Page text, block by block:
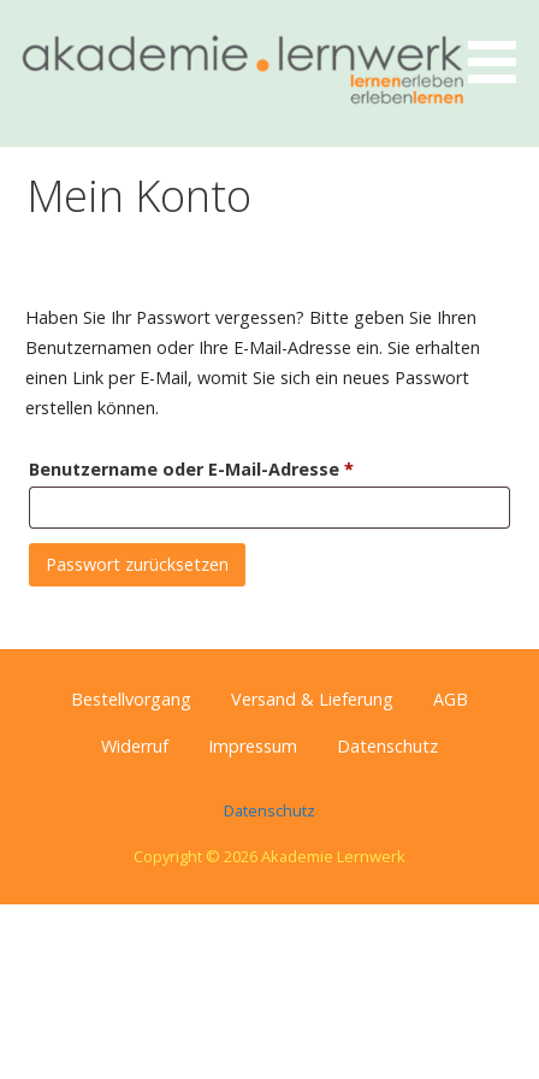
Inhalt
springen
Akademie Lernwerk
Mein Konto
Haben Sie Ihr Passwort vergessen? Bitte geben Sie Ihren
Benutzernamen oder Ihre E-Mail-Adresse ein. Sie erhalten
einen Link per E-Mail, womit Sie sich ein neues Passwort
erstellen können.
Benutzername oder E-Mail-Adresse *Erforderlich
Passwort zurücksetzen
Bestellvorgang Versand & Lieferung AGB
Widerruf Impressum Datenschutz
Datenschutz
Copyright © 2026 Akademie Lernwerk